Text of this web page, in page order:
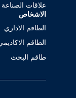
علاقات الصناعة
الاشخاص
الطاقم الاداري
الطاقم
طاقم البحث